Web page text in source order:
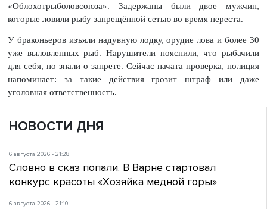
«Облохотрыболовсоюза». Задержаны были двое мужчин,
которые ловили рыбу запрещённой сетью во время нереста.
У браконьеров изъяли надувную лодку, орудие лова и более 30
уже выловленных рыб. Нарушители пояснили, что рыбачили
для себя, но знали о запрете. Сейчас начата проверка, полиция
напоминает: за такие действия грозит штраф или даже
уголовная ответственность.
НОВОСТИ ДНЯ
6 августа 2026 - 21:28
Словно в сказ попали. В Варне стартовал
конкурс красоты «Хозяйка медной горы»
6 августа 2026 - 21:10